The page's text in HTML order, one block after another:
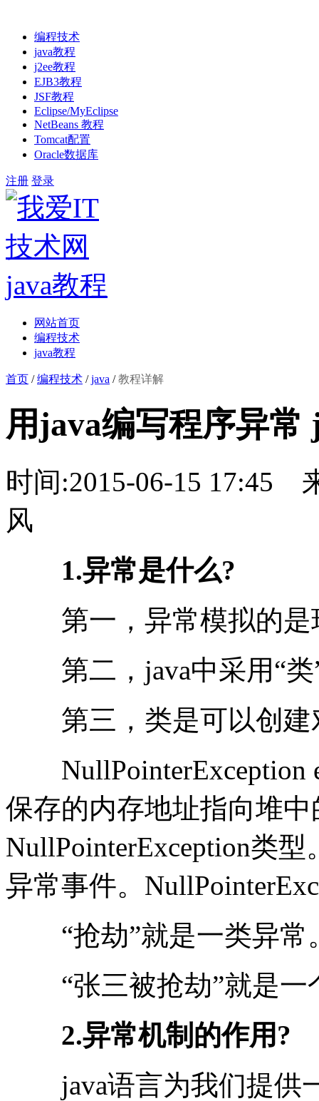
编程技术
java教程
j2ee教程
EJB3教程
JSF教程
Eclipse/MyEclipse
NetBeans 教程
Tomcat配置
Oracle数据库
注册 登录
网站首页
编程技术
java教程
首页 /编程技术 /java /教程详解
用java编写程序异常
时间:2015-06-15 17:45
风
1.异常是什么?
第一，异常模拟的是
第二，java中采用“类
第三，类是可以创建
NullPointerException e
保存的内存地址指向堆
NullPointerException类
异常事件。
“抢劫”就是一类异常
“张三被抢劫”就是一
2.异常机制的作用?
java语言为我们提供